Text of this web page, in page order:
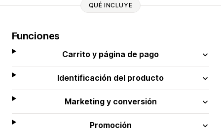
QUÉ INCLUYE
Funciones
Carrito y página de pago
Identificación del producto
Marketing y conversión
Promoción